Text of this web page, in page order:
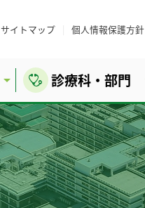
サイトマップ 個人情報保護方針
診療科・部門